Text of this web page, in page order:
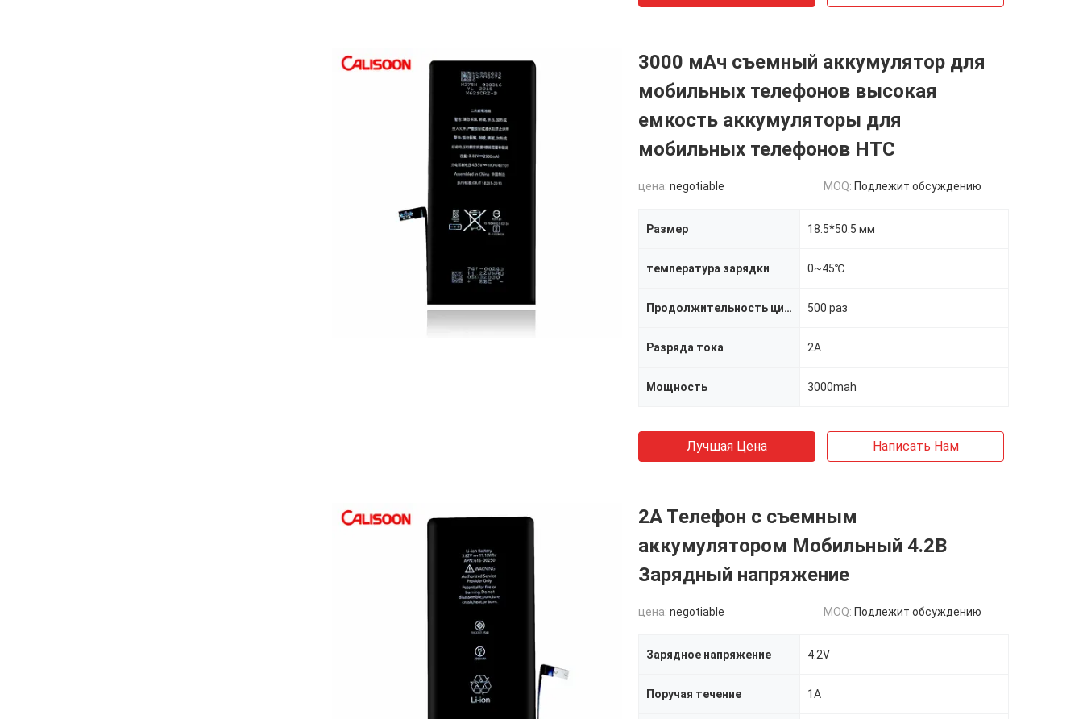
3000 мАч съемный аккумулятор для
мобильных телефонов высокая
емкость аккумуляторы для
мобильных телефонов HTC
цена: negotiable MOQ: Подлежит обсуждению
Размер 18.5*50.5 мм
температура зарядки 0~45℃
Продолжительность цикла 500 раз
Разряда тока 2A
Мощность 3000mah
Лучшая Цена Написать Нам
2А Телефон с съемным
аккумулятором Мобильный 4.2В
Зарядный напряжение
цена: negotiable MOQ: Подлежит обсуждению
Зарядное напряжение 4.2V
Поручая течение 1A